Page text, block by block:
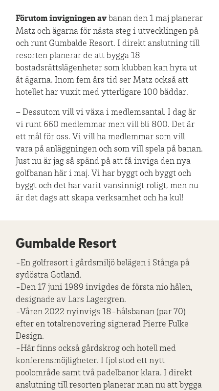
Förutom invigningen av banan den 1 maj planerar
Matz och ägarna för nästa steg i utvecklingen på
och runt Gumbalde Resort. I direkt anslutning till
resorten planerar de att bygga 18
bostadsrättslägenheter som klubben kan hyra ut
åt ägarna. Inom fem års tid ser Matz också att
hotellet har vuxit med ytterligare 100 bäddar.
– Dessutom vill vi växa i medlemsantal. I dag är
vi runt 660 medlemmar men vill bli 800. Det är
ett mål för oss. Vi vill ha medlemmar som vill
vara på anläggningen och som vill spela på banan.
Just nu är jag så spänd på att få inviga den nya
golfbanan här i maj. Vi har byggt och byggt och
byggt och det har varit vansinnigt roligt, men nu
är det dags att skapa verksamhet och ha kul!
Gumbalde Resort
-En golfresort i gårdsmiljö belägen i Stånga på
sydöstra Gotland.
-Den 17 juni 1989 invigdes de första nio hålen,
designade av Lars Lagergren.
-Våren 2022 nyinvigs 18-hålsbanan (par 70)
efter en totalrenovering signerad Pierre Fulke
Design.
-Här finns också gårdskrog och hotell med
konferensmöjligheter. I fjol stod ett nytt
poolområde samt två padelbanor klara. I direkt
anslutning till resorten planerar man nu att bygga